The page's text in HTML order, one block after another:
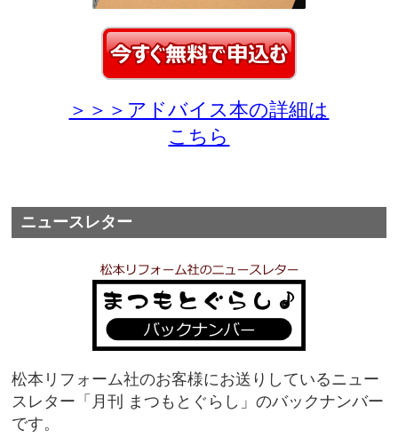
＞＞＞アドバイス本の詳細は
こちら
ニュースレター
松本リフォーム社のお客様にお送りしているニュー
スレター「月刊 まつもとぐらし」のバックナンバー
です。